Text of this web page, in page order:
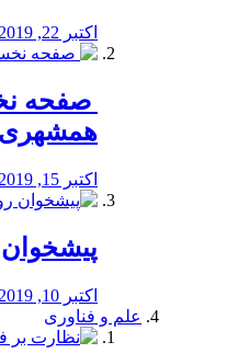
اکتبر 22, 2019
صفحه
همشهری
اکتبر 15, 2019
اکتبر 10, 2019
علم و فناوری